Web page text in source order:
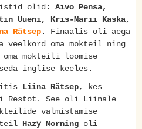
olid: Aivo Pensa,
Uueni, Kris-Marii Kaska,
Rätsep. Finaalis oli aega
oma mokteil ning
mokteili loomise
inglise keeles.
Liina Rätsep, kes
Restot. See oli Liinale
valmistamise
Hazy Morning oli